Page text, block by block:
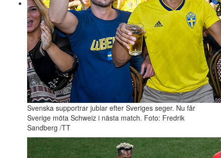
Svenska supportrar jublar efter Sveriges seger. Nu får
Sverige möta Schweiz i nästa match. Foto: Fredrik
Sandberg /TT